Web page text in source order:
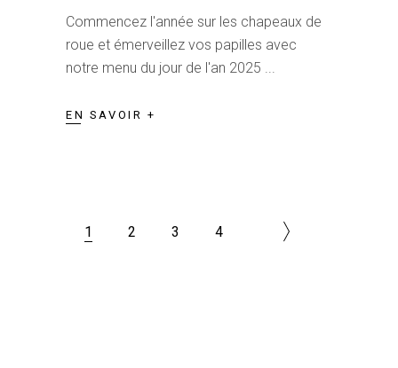
Commencez l'année sur les chapeaux de
roue et émerveillez vos papilles avec
notre menu du jour de l'an 2025
EN SAVOIR +
1 2 3 4